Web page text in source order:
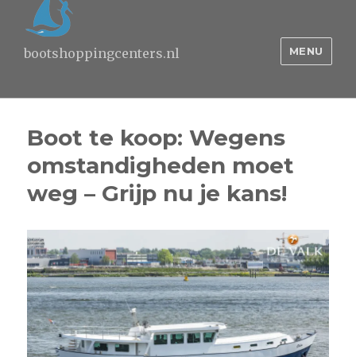
bootshoppingcenters.nl MENU
Boot te koop: Wegens
omstandigheden moet
weg – Grijp nu je kans!